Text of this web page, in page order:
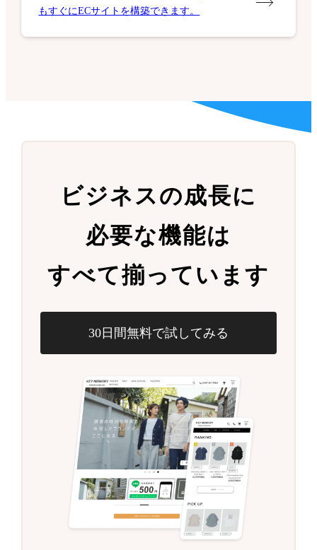
もすぐにECサイトを構築できます。
ビジネスの成長に
必要な機能は
すべて揃っています
30日間無料で試してみる